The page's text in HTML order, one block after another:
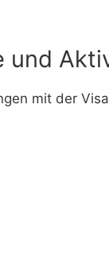
und
mit der